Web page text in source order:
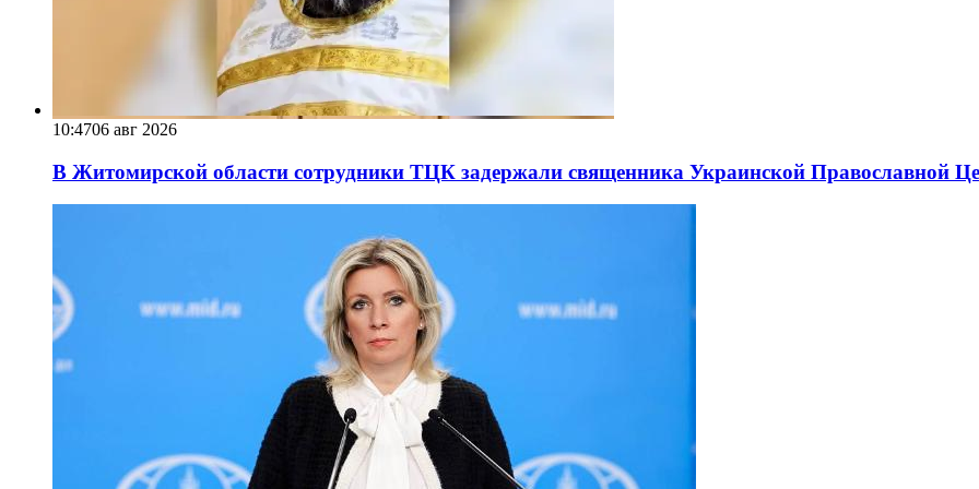
10:4706 авг 2026
В Житомирской области сотрудники ТЦК задержали священника Украинской Православной